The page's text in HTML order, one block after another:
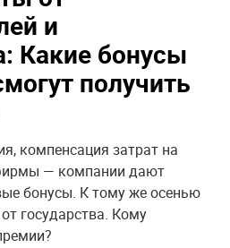
и
Какие бонусы
получить
компенсация затрат на
— компании дают
бонусы. К тому же осенью
государства. Кому